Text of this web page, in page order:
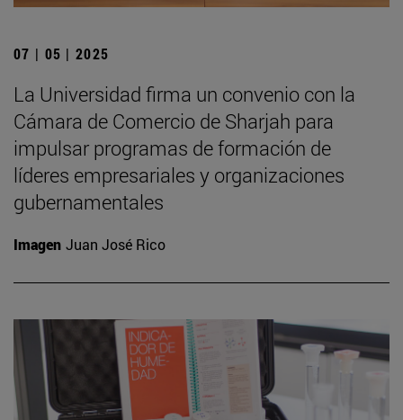
07 | 05 | 2025
La Universidad firma un convenio con la
Cámara de Comercio de Sharjah para
impulsar programas de formación de
líderes empresariales y organizaciones
gubernamentales
Imagen Juan José Rico